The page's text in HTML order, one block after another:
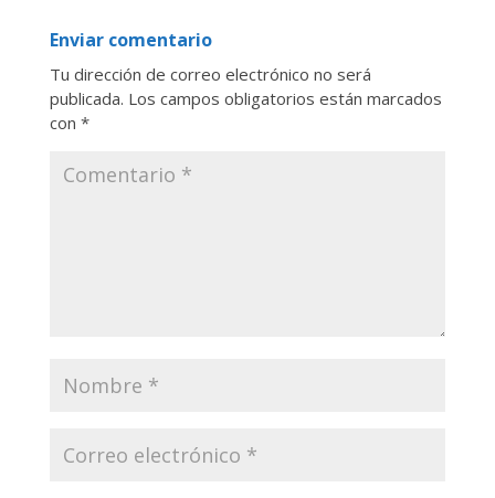
Enviar comentario
Tu dirección de correo electrónico no será
publicada. Los campos obligatorios están marcados
con *